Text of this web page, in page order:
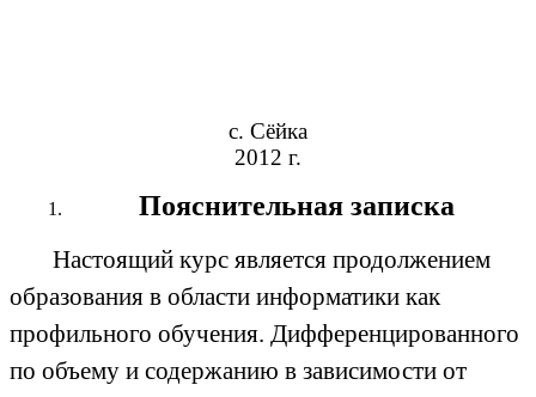
с. Сёйка
2012 г.
Пояснительная записка
Настоящий курс является продолжением
образования в области информатики как
профильного обучения. Дифференцированного
по объему и содержанию в зависимости от